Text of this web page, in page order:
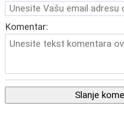
Komentar:
Slanje